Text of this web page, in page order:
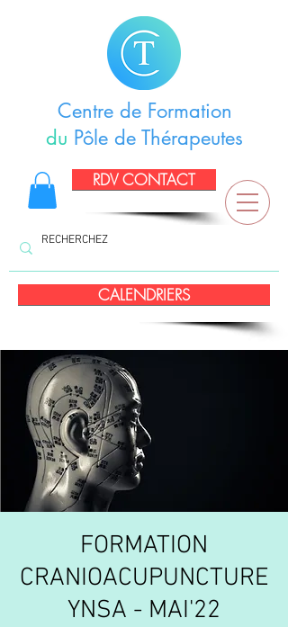
Centre de Formation
du Pôle de Thérapeutes
RDV CONTACT
CALENDRIERS
FORMATION
CRANIOACUPUNCTURE
YNSA - MAI'22